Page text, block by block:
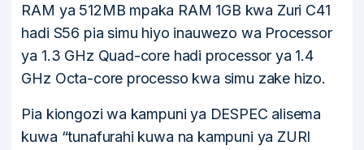
RAM ya 512MB mpaka RAM 1GB kwa Zuri C41
hadi S56 pia simu hiyo inauwezo wa Processor
ya 1.3 GHz Quad-core hadi processor ya 1.4
GHz Octa-core processo kwa simu zake hizo.
Pia kiongozi wa kampuni ya DESPEC alisema
kuwa “tunafurahi kuwa na kampuni ya ZURI